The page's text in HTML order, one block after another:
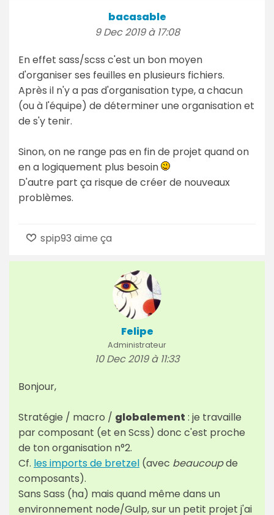
bacasable
9 Dec 2019 à 17:08
En effet sass/scss c'est un bon moyen
d'organiser ses feuilles en plusieurs fichiers.
Après il n'y a pas d'organisation type, a chacun
(ou à l'équipe) de déterminer une organisation et
de s'y tenir.
Sinon, on ne range pas en fin de projet quand on
en a logiquement plus besoin
D'autre part ça risque de créer de nouveaux
problèmes.
spip93 aime ça
Felipe
Administrateur
10 Dec 2019 à 11:33
Bonjour,
Stratégie / macro / globalement : je travaille
par composant (et en Scss) donc c'est proche
de ton organisation n°2.
Cf. les imports de bretzel (avec beaucoupde
composants).
Sans Sass (ha) mais quand même dans un
environnement node/Gulp, sur un petit projet j'ai